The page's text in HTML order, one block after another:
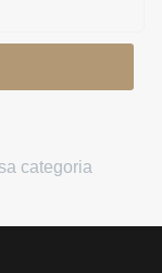
categoria